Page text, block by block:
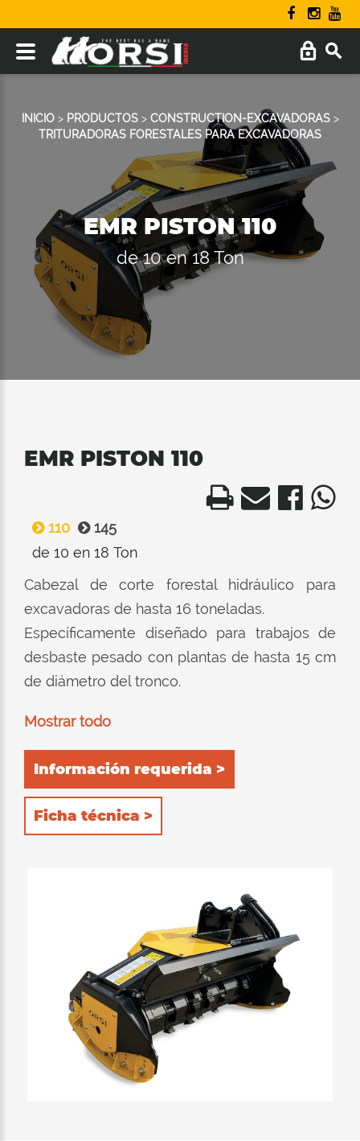
INICIO> PRODUCTOS> CONSTRUCTION-EXCAVADORAS>
TRITURADORAS FORESTALES PARA EXCAVADORAS
EMR PISTON 110
de 10 en 18 Ton
EMR PISTON 110
110
145
de 10 en 18 Ton
Cabezal de corte forestal hidráulico para
excavadoras de hasta 16 toneladas.
Específicamente diseñado para trabajos de
desbaste pesado con plantas de hasta 15 cm
de diámetro del tronco.
Mostrar todo
Información requerida >
Ficha técnica >